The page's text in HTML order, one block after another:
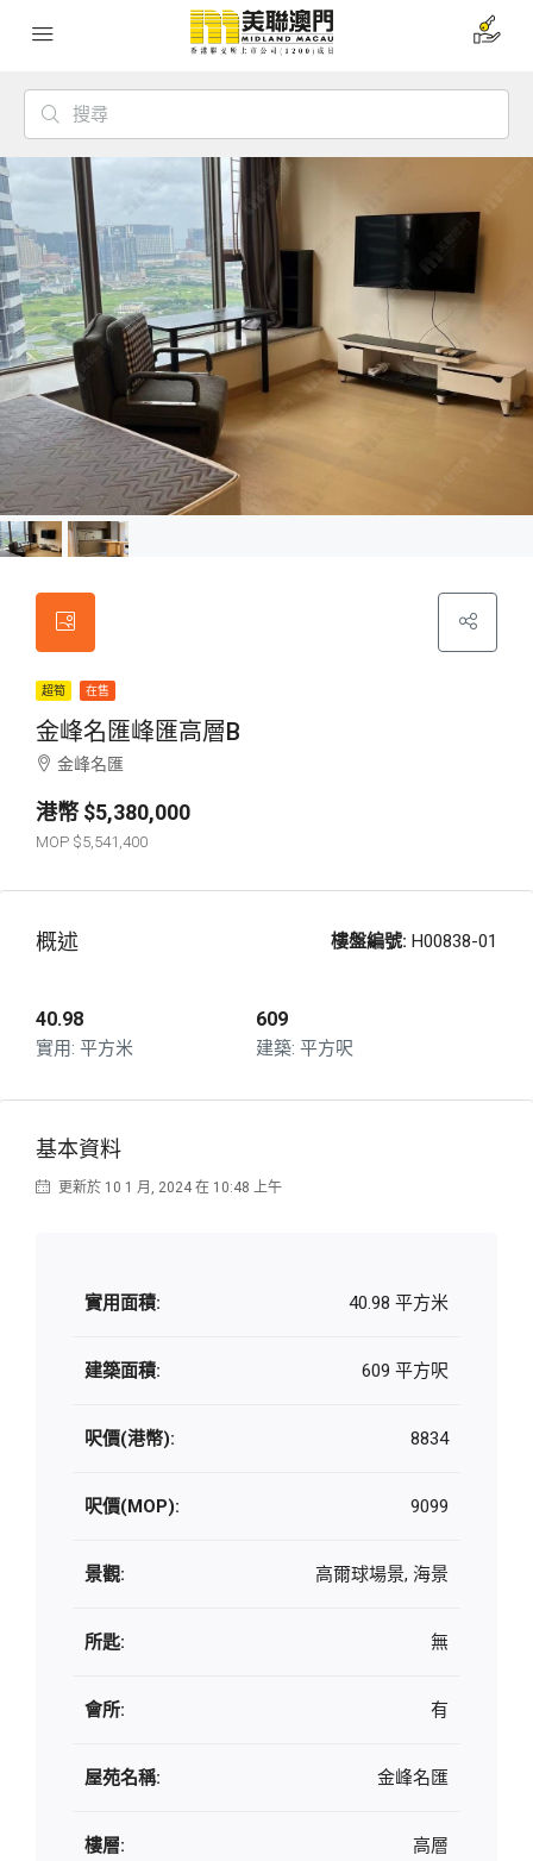
超筍 在售
金峰名匯峰匯高層B
金峰名匯
$5,380,000
$5,541,400
概述 樓盤編號: H00838-01
40.98
平方米
609
平方呎
基本資料
更新於 10 1 月, 2024 在 10:48 上午
實用面積: 40.98 平方米
建築面積: 609 平方呎
呎價(港幣): 8834
呎價(MOP): 9099
景觀: 高爾球場景, 海景
所匙: 無
會所: 有
屋苑名稱: 金峰名匯
樓層: 高層